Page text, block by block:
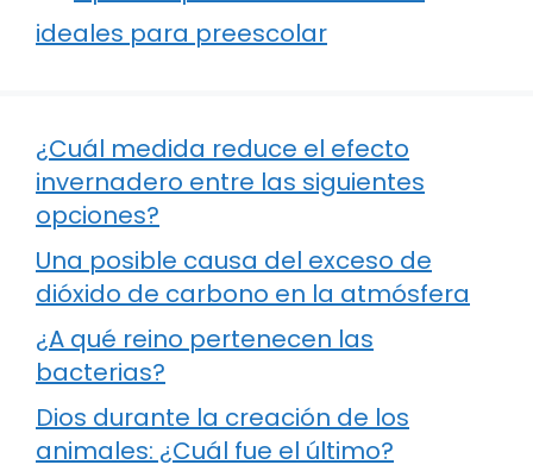
ideales para preescolar
¿Cuál medida reduce el efecto
invernadero entre las siguientes
opciones?
Una posible causa del exceso de
dióxido de carbono en la atmósfera
¿A qué reino pertenecen las
bacterias?
Dios durante la creación de los
animales: ¿Cuál fue el último?